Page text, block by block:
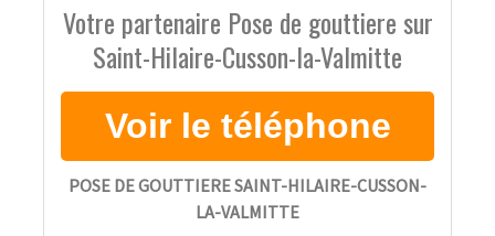
Votre partenaire Pose de gouttiere sur
Saint-Hilaire-Cusson-la-Valmitte
POSE DE GOUTTIERE SAINT-HILAIRE-CUSSON-
LA-VALMITTE